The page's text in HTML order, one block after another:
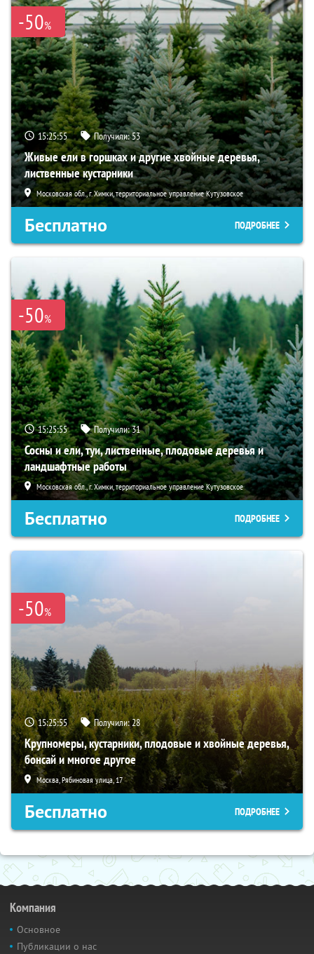
-50%
15:25:54 Получили:53
Живые ели в горшках и другие хвойные деревья,
лиственные кустарники
Московская обл., г. Химки, территориальное управление Кутузовское
Бесплатно ПОДРОБНЕЕ
-50%
15:25:54 Получили:31
Сосны и ели, туи, лиственные, плодовые деревья и
ландшафтные работы
Московская обл., г. Химки, территориальное управление Кутузовское
Бесплатно ПОДРОБНЕЕ
-50%
15:25:54 Получили:28
Крупномеры, кустарники, плодовые и хвойные деревья,
бонсай и многое другое
Москва, Рябиновая улица, 17
Бесплатно ПОДРОБНЕЕ
Компания
Основное
Публикации о нас